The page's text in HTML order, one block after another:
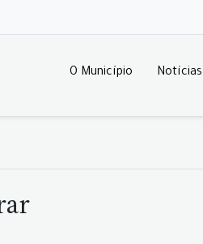
O Município Notícias